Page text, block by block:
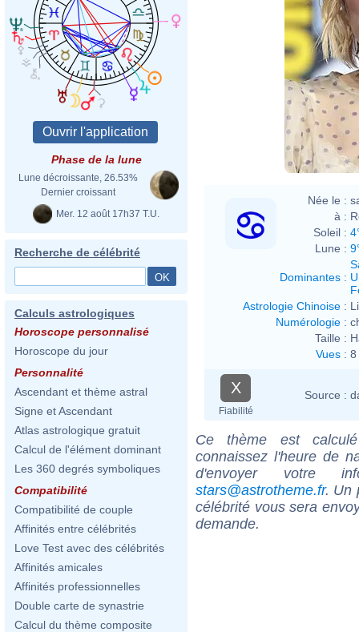
Phase de la lune
Lune décroissante, 26.53%
Dernier croissant
Mer. 12 août 17h37 T.U.
Recherche de célébrité
Calculs astrologiques
Horoscope personnalisé
Horoscope du jour
Personnalité
Ascendant et thème astral
Signe et Ascendant
Atlas astrologique gratuit
Calcul de l'élément dominant
Les 360 degrés symboliques
Compatibilité
Compatibilité de couple
Affinités entre célébrités
Love Test avec des célébrités
Affinités amicales
Affinités professionnelles
Double carte de synastrie
Calcul du thème composite
Née le :
à :
Soleil :
Lune :
Dominantes :
Astrologie Chinoise :
Numérologie :
Taille :
Vues : 8
X
Fiabilité
Source :
Ce thème est
connaissez l'heure de
d'envoyer votre
stars@astrotheme.fr. Un
célébrité vous sera
demande.